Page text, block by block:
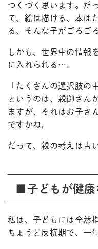
つくづく思います。だ
て、絵は描ける、本は
る、そんな子がごろご
しかも、世界中の情報
に入れられる…。
「たくさんの選択肢の
というのは、親御さん
ますが、それはお子さ
ですかね。
だって、親の考えは古
■子どもが健
私は、子どもには全然
ちょうど反抗期で、一